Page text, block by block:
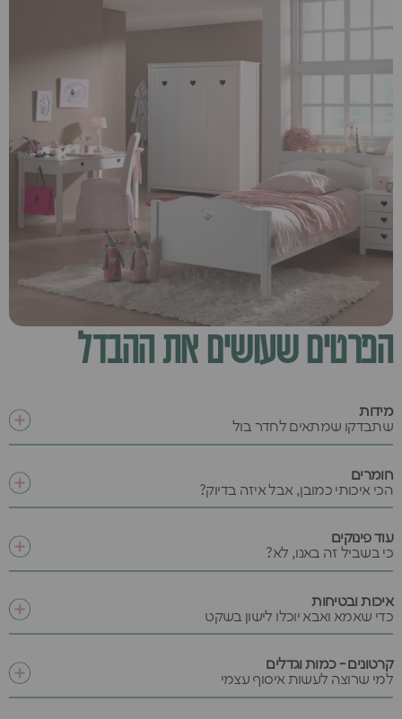
הפרטים שעושים את ההבדל
מידות
שתבדקו שמתאים לחדר בול
חומרים
הכי איכותי כמובן, אבל איזה בדיוק?
עוד פינוקים
כי בשביל זה באנו, לא?
איכות ובטיחות
כדי שאמא ואבא יוכלו לישון בשקט
קרטונים - כמות וגדלים
למי שרוצה לעשות איסוף עצמי